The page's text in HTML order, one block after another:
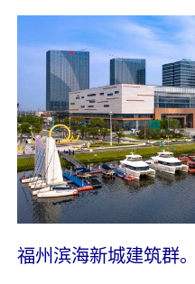
福州滨海新城建筑群